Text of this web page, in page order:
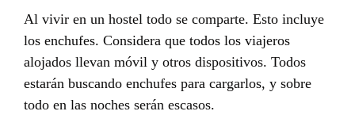
Al vivir en un hostel todo se comparte. Esto incluye
los enchufes. Considera que todos los viajeros
alojados llevan móvil y otros dispositivos. Todos
estarán buscando enchufes para cargarlos, y sobre
todo en las noches serán escasos.